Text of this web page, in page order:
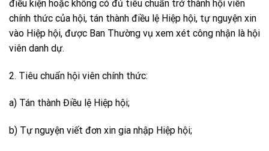
điều kiện hoặc không có đủ tiêu chuẩn trở thành hội viên
chính thức của hội, tán thành điều lệ Hiệp hội, tự nguyện xin
vào Hiệp hội, được Ban Thường vụ xem xét công nhận là hội
viên danh dự.
2. Tiêu chuẩn hội viên chính thức:
a) Tán thành Điều lệ Hiệp hội;
b) Tự nguyện viết đơn xin gia nhập Hiệp hội;